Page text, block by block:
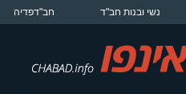
נשי ובנות חב"ד חב"דפדיה